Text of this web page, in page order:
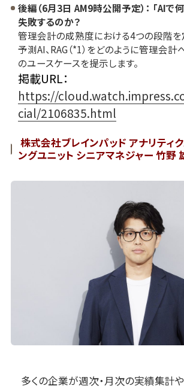
後編（6月3日 AM9時公開予定）： 「AIで
失敗するのか？
管理会計の成熟度における4つの段階を
予測AI、RAG（*1）をどのように管理会
のユースケースを提示します。
掲載URL：
https://
cial/2106835.html
株式会社ブレインパッド アナリティ
ングユニット シニアマネジャー 竹野
多くの企業が週次・月次の実績集計